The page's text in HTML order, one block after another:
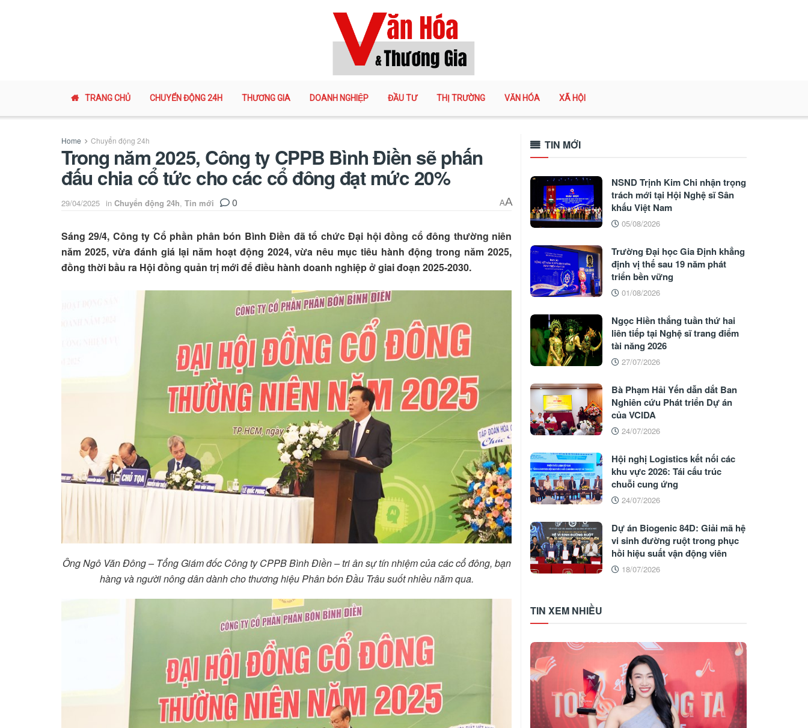
TRANG CHỦ CHUYỂN ĐỘNG 24H THƯƠNG GIA DOANH NGHIỆP ĐẦU TƯ THỊ TRƯỜNG VĂN HÓA XÃ HỘI
Home Chuyển động 24h
Trong năm 2025, Công ty CPPB Bình Điền sẽ phấn
đấu chia cổ tức cho các cổ đông đạt mức 20%
29/04/2025 in Chuyển động 24h, Tin mới 0 AA
Sáng 29/4, Công ty Cổ phần phân bón Bình Điền đã tổ chức Đại hội đồng cổ đông thường niên
năm 2025, vừa đánh giá lại năm hoạt động 2024, vừa nêu mục tiêu hành động trong năm 2025,
đồng thời bầu ra Hội đồng quản trị mới để điều hành doanh nghiệp ở giai đoạn 2025-2030.
Ông Ngô Văn Đông – Tổng Giám đốc Công ty CPPB Bình Điền – tri ân sự tín nhiệm của các cổ đông, bạn
hàng và người nông dân dành cho thương hiệu Phân bón Đầu Trâu suốt nhiều năm qua.
TIN MỚI
NSND Trịnh Kim Chi nhận trọng
trách mới tại Hội Nghệ sĩ Sân
khấu Việt Nam
05/08/2026
Trường Đại học Gia Định khẳng
định vị thế sau 19 năm phát
triển bền vững
01/08/2026
Ngọc Hiền thắng tuần thứ hai
liên tiếp tại Nghệ sĩ trang điểm
tài năng 2026
27/07/2026
Bà Phạm Hải Yến dẫn dắt Ban
Nghiên cứu Phát triển Dự án
của VCIDA
24/07/2026
Hội nghị Logistics kết nối các
khu vực 2026: Tái cấu trúc
chuỗi cung ứng
24/07/2026
Dự án Biogenic 84D: Giải mã hệ
vi sinh đường ruột trong phục
hồi hiệu suất vận động viên
18/07/2026
TIN XEM NHIỀU